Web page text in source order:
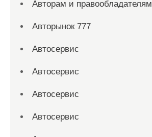
Авторам и правообладателям
Авторынок 777
Автосервис
Автосервис
Автосервис
Автосервис